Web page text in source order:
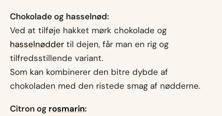
Chokolade og hasselnød:
Ved at tilføje hakket mørk chokolade og
hasselnødder til dejen, får man en rig og
tilfredsstillende variant.
Som kan kombinerer den bitre dybde af
chokoladen med den ristede smag af nødderne.
Citron og rosmarin: